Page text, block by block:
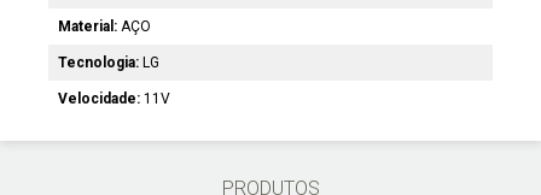
Material: AÇO
Tecnologia: LG
Velocidade: 11V
PRODUTOS